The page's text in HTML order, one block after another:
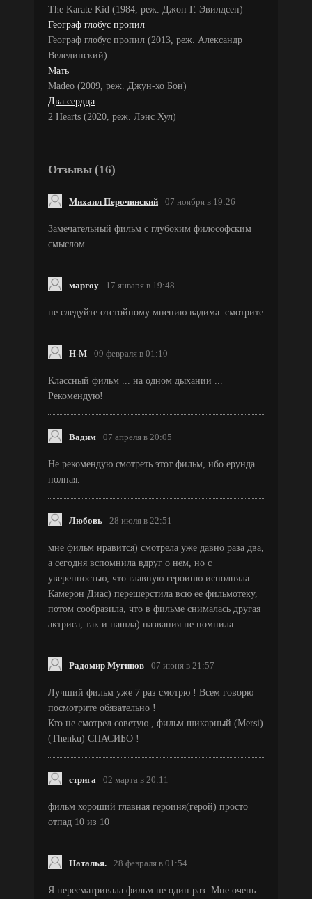
The Karate Kid (1984, реж. Джон Г. Эвилдсен)
Географ глобус пропил
Географ глобус пропил (2013, реж. Александр
Велединский)
Мать
Madeo (2009, реж. Джун-хо Бон)
Два сердца
2 Hearts (2020, реж. Лэнс Хул)
Отзывы (16)
Михаил Перочинский 07 ноября в 19:26
Замечательный фильм с глубоким философским
смыслом.
маргоу 17 января в 19:48
не следуйте отстойному мнению вадима. смотрите
Н-M 09 февраля в 01:10
Классный фильм ... на одном дыхании ...
Рекомендую!
Вадим 07 апреля в 20:05
Не рекомендую смотреть этот фильм, ибо ерунда
полная.
Любовь 28 июля в 22:51
мне фильм нравится) смотрела уже давно раза два,
а сегодня вспомнила вдруг о нем, но с
уверенностью, что главную героиню исполняла
Камерон Диас) перешерстила всю ее фильмотеку,
потом сообразила, что в фильме снималась другая
актриса, так и нашла) названия не помнила...
Радомир Мугинов 07 июня в 21:57
Лучший фильм уже 7 раз смотрю ! Всем говорю
посмотрите обязательно !
Кто не смотрел советую , фильм шикарный (Mersi)
(Thenku) СПАСИБО !
стрига 02 марта в 20:11
фильм хороший главная героиня(герой) просто
отпад 10 из 10
Наталья. 28 февраля в 01:54
Я пересматривала фильм не один раз. Мне очень